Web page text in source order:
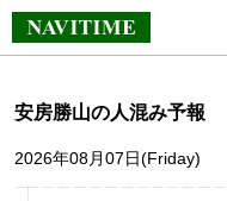
安房勝山の人混み予報
2026年08月07日(Friday)